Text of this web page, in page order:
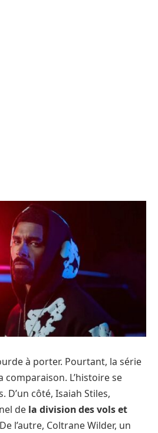
à porter. Pourtant, la série
L’histoire se
D’un côté, Isaiah Stiles,
de la division des vols et
l’autre, Coltrane Wilder, un